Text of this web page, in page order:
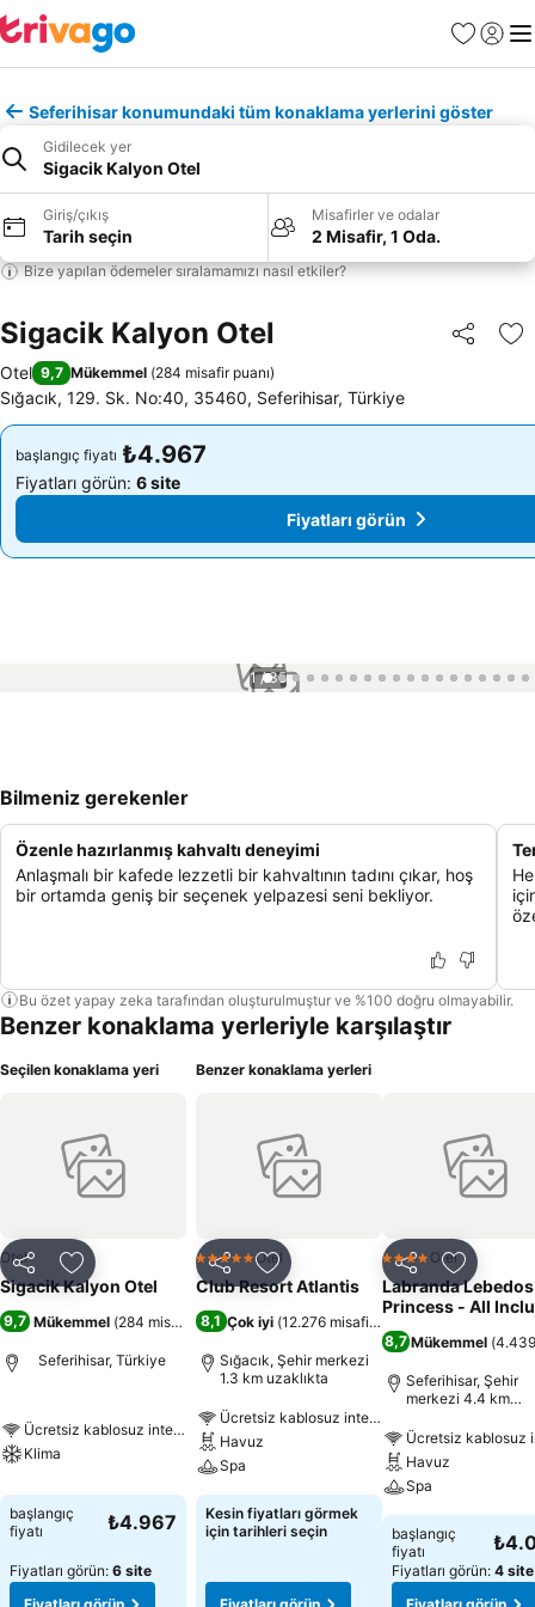
Favoriler
Giriş
Seferihisar konumundaki tüm konaklama yerlerini göster
Gidilecek yer
Sigacik Kalyon Otel
Giriş/çıkış
Tarih seçin
Misafirler ve odalar
2 Misafir, 1 Oda.
Bize yapılan ödemeler sıralamamızı nasıl etkiler?
Sigacik Kalyon Otel Paylaş
Otel 9,7 Mükemmel (284 misafir puanı)
Sığacık, 129. Sk. No:40, 35460, Seferihisar, Türkiye
başlangıç fiyatı ₺4.967
Fiyatları görün: 6 site
Fiyatları görün
başlangıç fiyatı ₺4.967
Fiyatları görün: 6 site
Fiyatları görün
1 / 35
Bilmeniz gerekenler
Özenle hazırlanmış kahvaltı deneyimi
Anlaşmalı bir kafede lezzetli bir kahvaltının tadını çıkar, hoş
bir ortamda geniş bir seçenek yelpazesi seni bekliyor.
Bu özet yapay zeka tarafından oluşturulmuştur ve %100 doğru olmayabilir.
Benzer konaklama yerleriyle karşılaştır
Seçilen konaklama yeri
Paylaş Favorilerime ekle
Otel
Sigacik Kalyon Otel
9,7 Mükemmel (284 misafir puanı)
Seferihisar, Türkiye
Ücretsiz kablosuz internet
Klima
başlangıç
fiyatı
₺4.967
Fiyatları görün: 6 site
Benzer konaklama yerleri
Paylaş Favorilerime ekle
5 Yıldız Otel
Club Resort Atlantis
8,1 Çok iyi (12.276 misafir puanı
Sığacık, Şehir merkezi
1.3 km uzaklıkta
Ücretsiz kablosuz internet
Havuz
Spa
Kesin fiyatları görmek
için tarihleri seçin
Paylaş
4 Yıldız Otel
Labranda Lebedos
Princess - All
8,7 Mükemmel (
Seferihisar, Şehir
merkezi 4.4 km
Ücretsiz kablosuz
Havuz
Spa
başlangıç
fiyatı
Fiyatları görün: 4 site